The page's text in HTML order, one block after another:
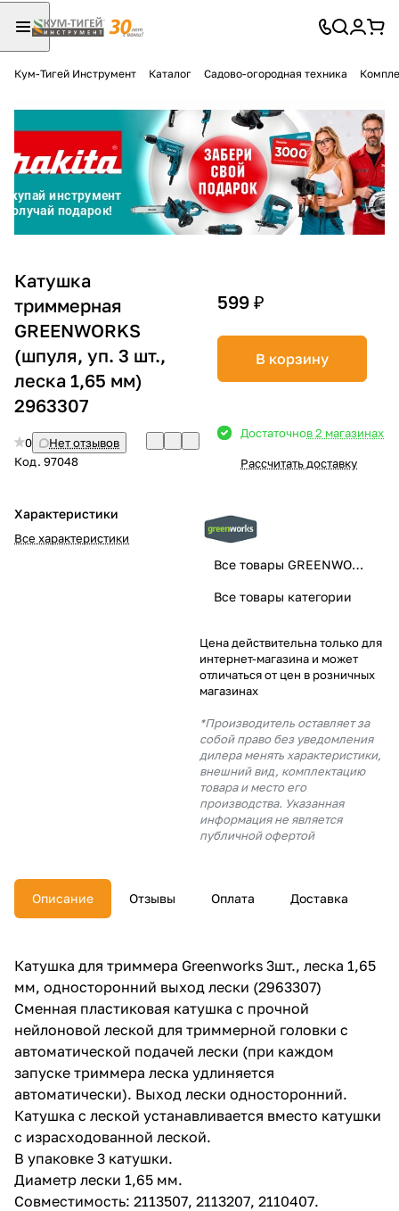
Кум-Тигей Инструмент Каталог Садово-огородная техника
Катушка
триммерная
GREENWORKS
(шпуля, уп. 3 шт.,
леска 1,65 мм)
2963307
0
Нет отзывов
Код. 97048
Характеристики
Все характеристики
599 ₽
В корзину
Достаточнов 2 магазинах
Рассчитать доставку
Все товары GREENWORKS
Все товары категории
Цена действительна только для
интернет-магазина и может
отличаться от цен в розничных
магазинах
*Производитель оставляет за
собой право без уведомления
дилера менять характеристики,
внешний вид, комплектацию
товара и место его
производства. Указанная
информация не является
публичной офертой
Описание Отзывы Оплата Доставка
Катушка для триммера Greenworks 3шт., леска 1,65
мм, односторонний выход лески (2963307)
Сменная пластиковая катушка с прочной
нейлоновой леской для триммерной головки с
автоматической подачей лески (при каждом
запуске триммера леска удлиняется
автоматически). Выход лески односторонний.
Катушка с леской устанавливается вместо катушки
с израсходованной леской.
В упаковке 3 катушки.
Диаметр лески 1,65 мм.
Совместимость: 2113507, 2113207, 2110407.
Разбейте
оплатуна части
без переплат
График платежей
Сегодня
Добавляйте товары
в корзину
Оплачивайте сегодня только
% картой любого банка
% будут
с вашей карты
недели